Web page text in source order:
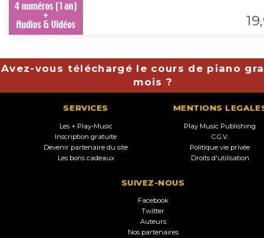
19,
Avez-vous téléchargé le cours de piano
mois ?
SERVICES
Les + Play-Music
Inscription gratuite
Devenir partenaire du site
Les bons cadeaux
MENTIONS
Play Music Publishing
C.G.V.
Politique vie privée
Droits d'utilisation
SUIVEZ-NOUS
Facebook
Twitter
Auteurs
Nos partenaires